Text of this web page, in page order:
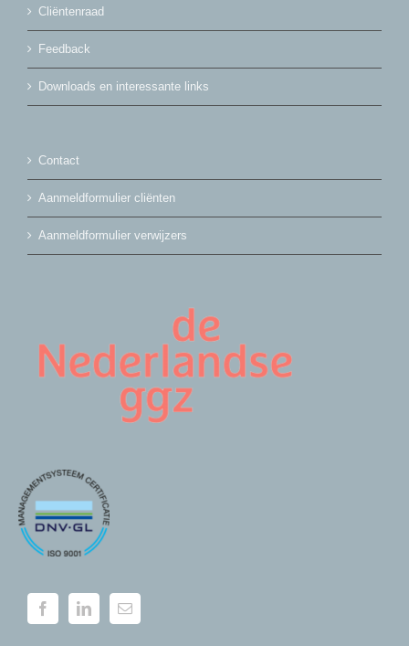
Cliëntenraad
Feedback
Downloads en interessante links
Contact
Aanmeldformulier cliënten
Aanmeldformulier verwijzers